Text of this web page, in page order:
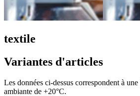
textile
Variantes d'articles
Les données ci-dessus correspondent à
ambiante de +20°C.